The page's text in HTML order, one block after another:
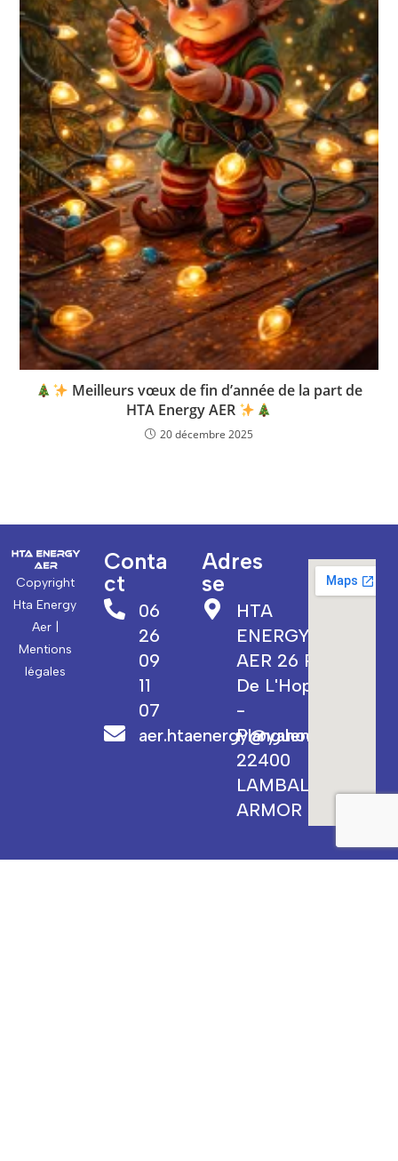
Meilleurs vœux de fin d’année de la part de
HTA Energy AER
20 décembre 2025
Copyright
Hta Energy
Aer |
Mentions
légales
Conta
ct
06
26
09
11
07
aer.htaenergy@yahoo.fr
Adres
se
HTA
ENERGY
AER 26 Rue
De L'Hopital
-
Planguenoual
22400
LAMBALLE-
ARMOR